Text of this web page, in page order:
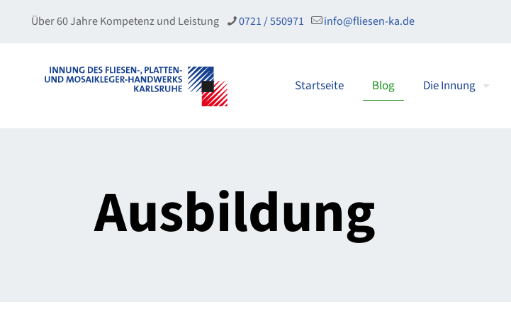
Über 60 Jahre Kompetenz und Leistung 0721 / 550971 info@fliesen-ka.de
Startseite Blog Die Innung
Ausbildung